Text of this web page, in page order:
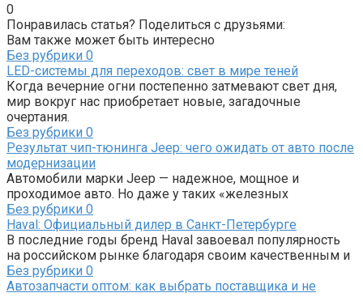
0
Понравилась статья? Поделиться с друзьями:
Вам также может быть интересно
Без рубрики 0
LED-системы для переходов: свет в мире теней
Когда вечерние огни постепенно затмевают свет дня,
мир вокруг нас приобретает новые, загадочные
очертания.
Без рубрики 0
Результат чип-тюнинга Jeep: чего ожидать от авто после
модернизации
Автомобили марки Jeep — надежное, мощное и
проходимое авто. Но даже у таких «железных
Без рубрики 0
Haval: Официальный дилер в Санкт-Петербурге
В последние годы бренд Haval завоевал популярность
на российском рынке благодаря своим качественным и
Без рубрики 0
Автозапчасти оптом: как выбрать поставщика и не